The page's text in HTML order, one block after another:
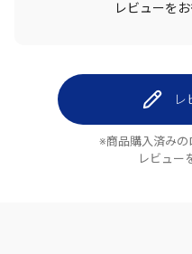
レビューをお
レ
※商品購入済みの
レビュー